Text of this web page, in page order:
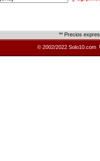
** Precios
© 2002/2022 Solo10.com